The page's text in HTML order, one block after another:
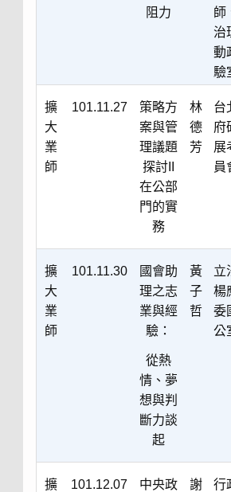
阻力
師
治
動
驗
擴
大
業
師
101.11.27
策略方
案與管
理議題
探討II
在公部
門的實
務
林
德
芳
台
府
展
員
擴
大
業
師
101.11.30
國會助
理之志
業與經
驗：
從熱
情、夢
想與判
斷力談
起
黃
子
哲
立
楊
委
公
擴
101.12.07
中央政
謝
行